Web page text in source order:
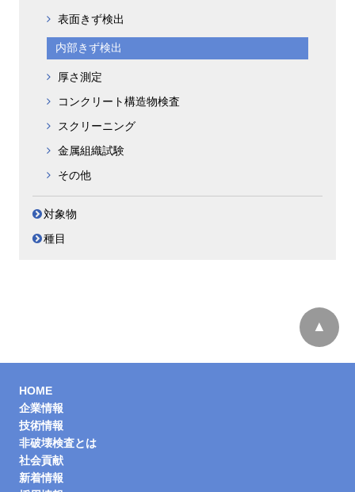
表面きず検出
内部きず検出
厚さ測定
コンクリート構造物検査
スクリーニング
金属組織試験
その他
対象物
種目
プへ
HOME
企業情報
技術情報
非破壊検査とは
社会貢献
新着情報